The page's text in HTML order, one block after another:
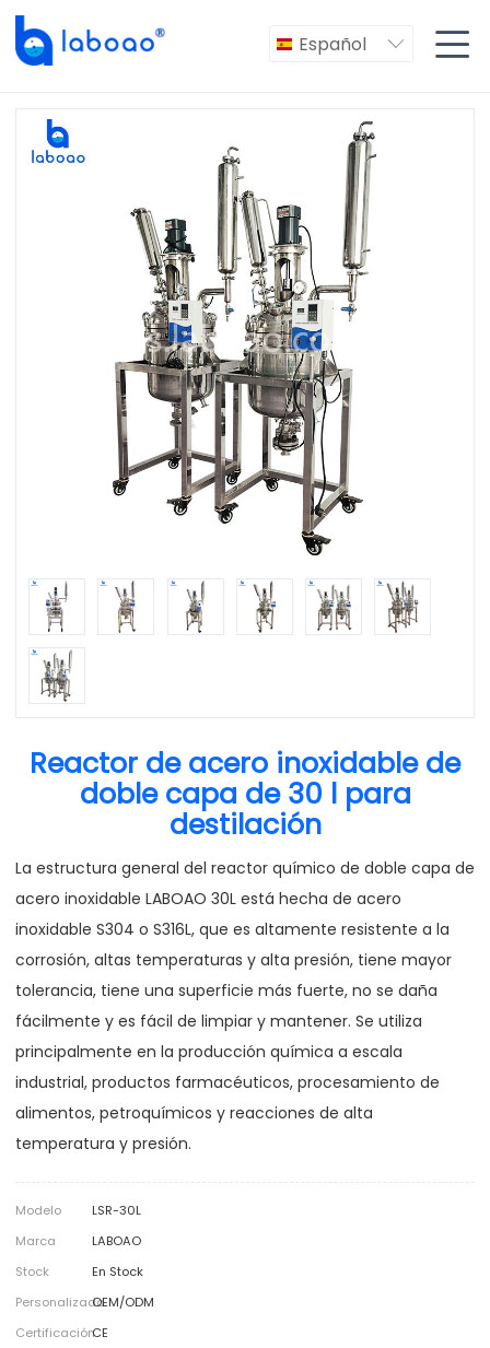
Español  
Reactor de acero inoxidable de
doble capa de 30 l para
destilación
La estructura general del reactor químico de doble capa de
acero inoxidable LABOAO 30L está hecha de acero
inoxidable S304 o S316L, que es altamente resistente a la
corrosión, altas temperaturas y alta presión, tiene mayor
tolerancia, tiene una superficie más fuerte, no se daña
fácilmente y es fácil de limpiar y mantener. Se utiliza
principalmente en la producción química a escala
industrial, productos farmacéuticos, procesamiento de
alimentos, petroquímicos y reacciones de alta
temperatura y presión.
Modelo
LSR-30L
Marca
LABOAO
Stock
En Stock
PersonalizadoOEM/ODM
CertificaciónCE